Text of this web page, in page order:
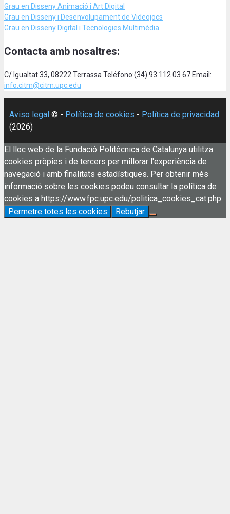
Grau en Disseny Animació i Art Digital
Grau en Disseny i Desenvolupament de Videojocs
Grau en Disseny Digital i Tecnologies Multimèdia
Contacta amb nosaltres:
C/ Igualtat 33, 08222 Terrassa Teléfono:(34) 93 112 03 67 Email:
info.citm@citm.upc.edu
Aviso legal © - Política de cookies - Política de privacidad
(2026)
El lloc web de la Fundació Politècnica de Catalunya utilitza
cookies pròpies i de tercers per millorar l'experiència de
navegació i amb finalitats estadístiques. Per obtenir més
informació sobre les cookies podeu consultar la política de
cookies a https://www.fpc.upc.edu/politica_cookies_cat.php
Permetre totes les cookies
Rebutjar